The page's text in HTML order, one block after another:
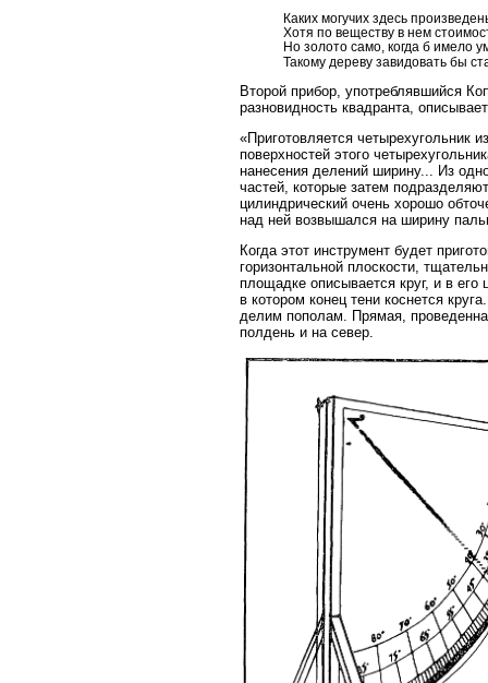
Каких могучих здесь
Хотя по веществу в нем
Но золото само, когда б имело
Такому дереву завидовать бы
Второй прибор, употреблявшийся
разновидность квадранта,
«Приготовляется четырехугольник
поверхностей этого
нанесения делений ширину... Из
частей, которые затем
цилиндрический очень хорошо
над ней возвышался на ширину
Когда этот инструмент будет
горизонтальной плоскости,
площадке описывается круг, и в
в котором конец тени коснется
делим пополам. Прямая,
полдень и на север.